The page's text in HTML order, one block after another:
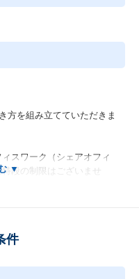
方を組み立てていただきま
スワーク（シェアオフィ
段の制限はございませ
率的に働くことができる
、入社間もない期間はOJT
件